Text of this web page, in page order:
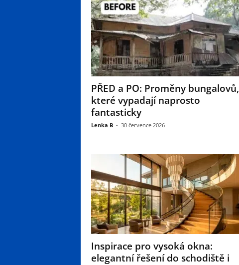
PŘED a PO: Proměny bungalovů,
které vypadají naprosto
fantasticky
Lenka B - 30 července 2026
Inspirace pro vysoká okna:
elegantní řešení do schodiště i